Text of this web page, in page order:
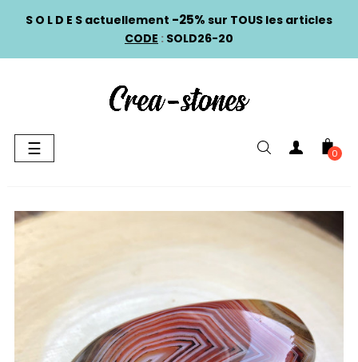
S O L D E S actuellement -25% sur TOUS les articles
CODE : SOLD26-20
Basculer
la
☰ 0